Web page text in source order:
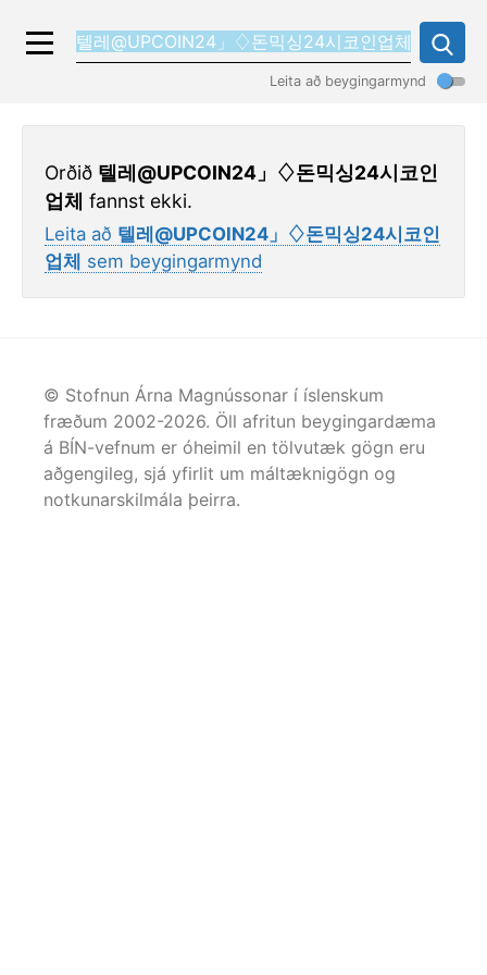
Leita að beygingarmynd
Orðið 텔레@UPCOIN24」♢돈믹싱24시코인
업체 fannst ekki.
Leita að 텔레@UPCOIN24」♢돈믹싱24시코인
업체 sem beygingarmynd
© Stofnun Árna Magnússonar í íslenskum
fræðum 2002-2026. Öll afritun beygingardæma
á BÍN-vefnum er óheimil en tölvutæk gögn eru
aðgengileg, sjá yfirlit um máltæknigögn og
notkunarskilmála þeirra.